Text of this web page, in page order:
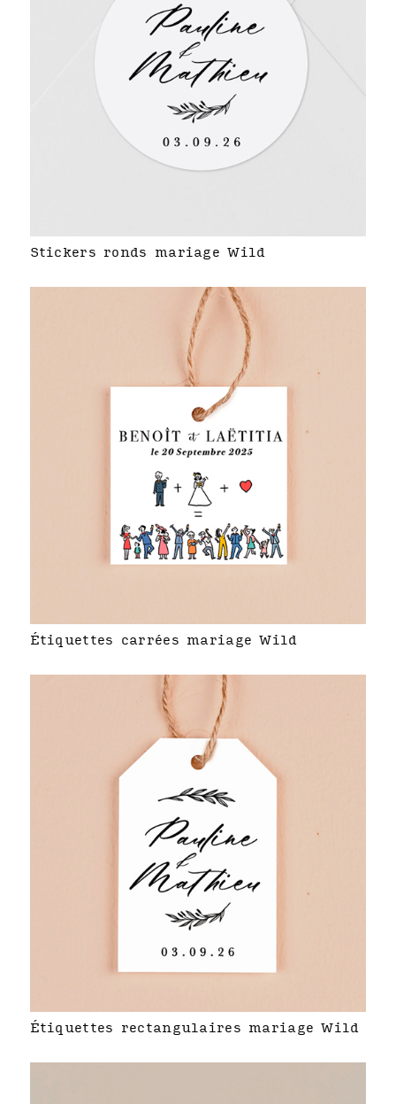
Stickers ronds mariage Wild
Étiquettes carrées mariage Wild
Étiquettes rectangulaires mariage Wild